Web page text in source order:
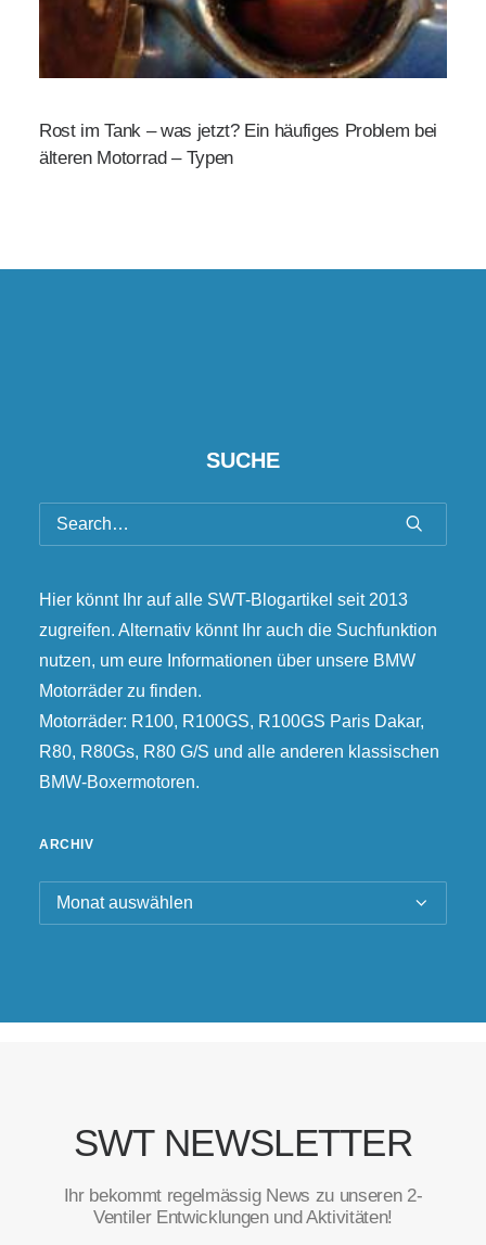
Rost im Tank – was jetzt? Ein häufiges Problem bei
älteren Motorrad – Typen
SUCHE
Hier könnt Ihr auf alle SWT-Blogartikel seit 2013
zugreifen. Alternativ könnt Ihr auch die Suchfunktion
nutzen, um eure Informationen über unsere BMW
Motorräder zu finden.
Motorräder: R100, R100GS, R100GS Paris Dakar,
R80, R80Gs, R80 G/S und alle anderen klassischen
BMW-Boxermotoren.
ARCHIV
Archiv
SWT NEWSLETTER
Ihr bekommt regelmässig News zu unseren 2-
Ventiler Entwicklungen und Aktivitäten!